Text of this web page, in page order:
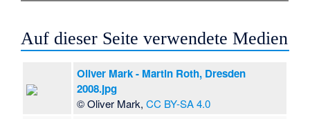
Auf dieser Seite verwendete Medien
Oliver Mark - Martin Roth, Dresden
2008.jpg
© Oliver Mark,CC BY-SA 4.0